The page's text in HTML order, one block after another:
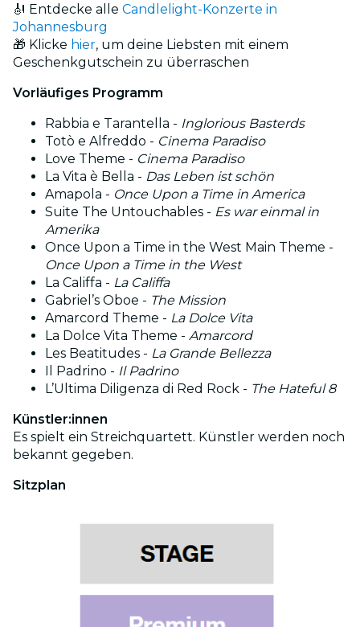
🎻 Entdecke alle Candlelight-Konzerte in
Johannesburg
🎁 Klicke hier, um deine Liebsten mit einem
Geschenkgutschein zu überraschen
Vorläufiges Programm
Rabbia e Tarantella - Inglorious Basterds
Totò e Alfreddo - Cinema Paradiso
Love Theme - Cinema Paradiso
La Vita è Bella - Das Leben ist schön
Amapola - Once Upon a Time in America
Suite The Untouchables - Es war einmal in
Amerika
Once Upon a Time in the West Main Theme -
Once Upon a Time in the West
La Califfa - La Califfa
Gabriel’s Oboe - The Mission
Amarcord Theme - La Dolce Vita
La Dolce Vita Theme - Amarcord
Les Beatitudes - La Grande Bellezza
Il Padrino - Il Padrino
L’Ultima Diligenza di Red Rock - The Hateful 8
Künstler:innen
Es spielt ein Streichquartett. Künstler werden noch
bekannt gegeben.
Sitzplan